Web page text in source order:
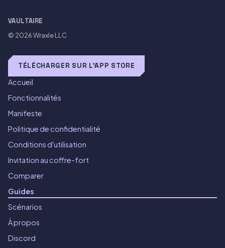
VAULTAIRE
© 2026Wraxle LLC
TÉLÉCHARGER SUR L'APP STORE
Accueil
Fonctionnalités
Manifeste
Politique de confidentialité
Conditions d'utilisation
Invitation au coffre-fort
Comparer
Guides
Scénarios
À propos
Discord